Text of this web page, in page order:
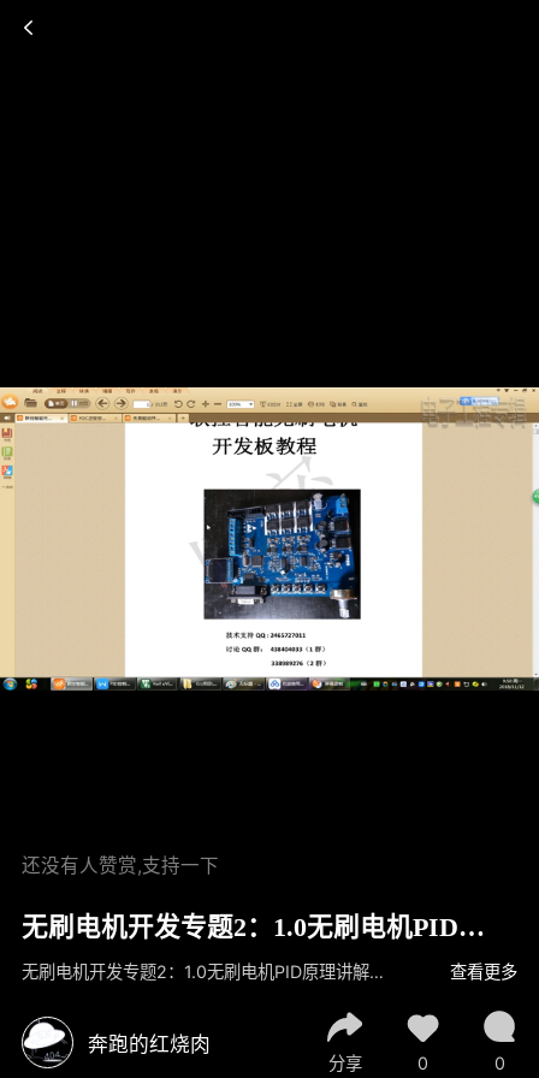
还没有人赞赏,支持一下
无刷电机开发专题2：1.0无刷电机PID原
理讲解比较
无刷电机开发专题2：1.0无刷电机PID原理讲解比较 查看更多
奔跑的红烧肉
分享 0 0